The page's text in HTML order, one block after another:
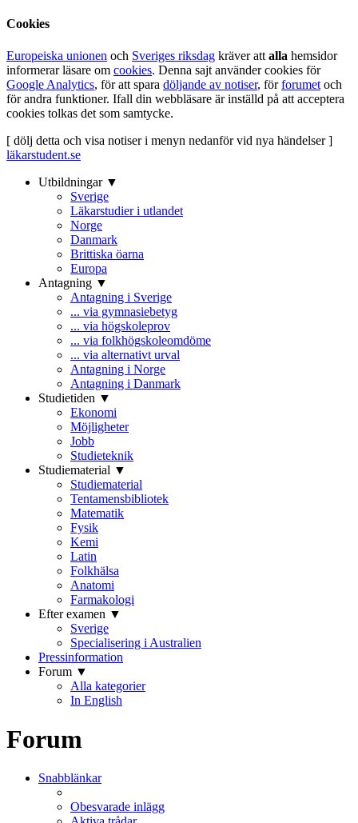
Cookies
Europeiska unionen och Sveriges riksdag kräver att alla hemsidor
informerar läsare om cookies. Denna sajt använder cookies för
Google Analytics, för att spara döljande av notiser, förforumet och
för andra funktioner. Ifall din webbläsare är inställd på att acceptera
cookies tolkas det som samtycke.
[ dölj detta och visa notiser i menyn nedanför vid nya händelser ]
läkarstudent.se
Utbildningar ▼
Sverige
Läkarstudier i utlandet
Norge
Danmark
Brittiska öarna
Europa
Antagning ▼
Antagning i Sverige
... via gymnasiebetyg
... via högskoleprov
... via folkhögskoleomdöme
... via alternativt urval
Antagning i Norge
Antagning i Danmark
Studietiden ▼
Ekonomi
Möjligheter
Jobb
Studieteknik
Studiematerial ▼
Studiematerial
Tentamensbibliotek
Matematik
Fysik
Kemi
Latin
Folkhälsa
Anatomi
Farmakologi
Efter examen ▼
Sverige
Specialisering i Australien
Pressinformation
Forum ▼
Alla kategorier
In English
Forum
Snabblänkar
Obesvarade inlägg